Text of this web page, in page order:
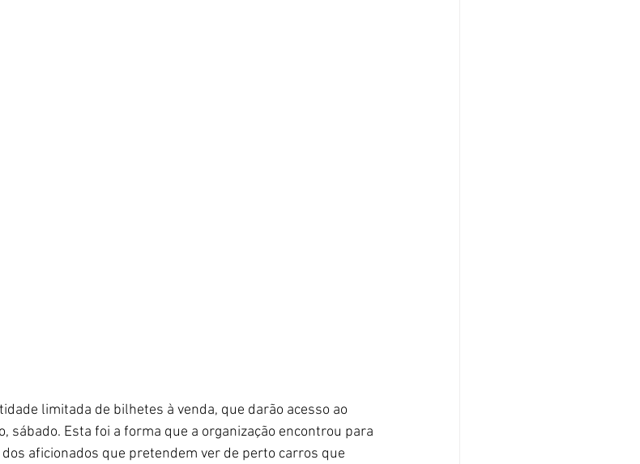
limitada de bilhetes à venda, que darão acesso ao
sábado. Esta foi a forma que a organização encontrou para
aficionados que pretendem ver de perto carros que